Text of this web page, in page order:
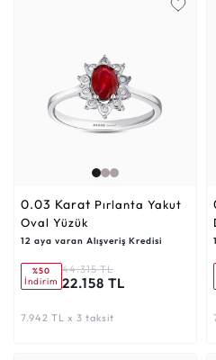
0.03 Karat
Oval Yüzük
12 aya varan Alışveriş Kredisi
%50
İndirim
44.315 TL
22.158 TL
7.942 TL x 3 taksit